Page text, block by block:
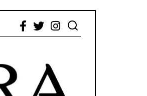
Facebook
Twitter
Instagram